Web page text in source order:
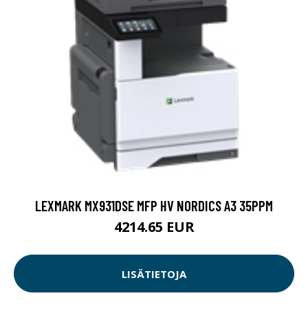
LEXMARK MX931DSE MFP HV NORDICS A3 35PPM
4214.65 EUR
LISÄTIETOJA